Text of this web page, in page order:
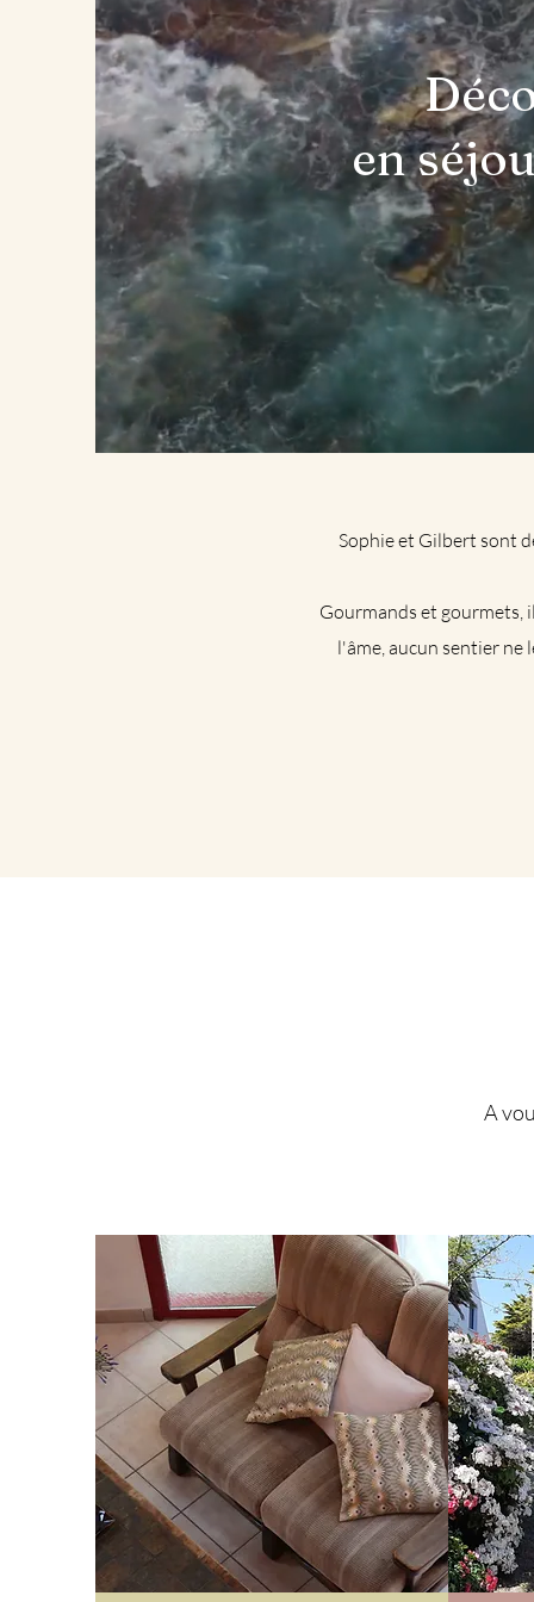
en
Sophie et Gilbert sont
Gourmands et gourmets,
l'âme, aucun sentier
A